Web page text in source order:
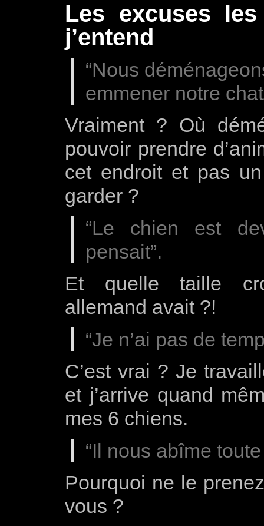
Les excuses
j’entend
“Nous
emmener notre
Vraiment ? Où
pouvoir prendre
cet endroit et pas
garder ?
“Le chien est
pensait”.
Et quelle taille
allemand avait ?!
“Je n’ai pas de
C’est vrai ? Je
et j’arrive quand
mes 6 chiens.
“Il nous abîme
Pourquoi ne le
vous ?